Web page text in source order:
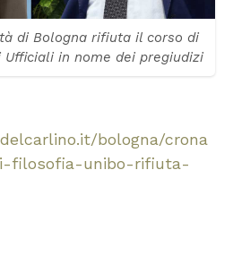
di Bologna rifiuta il corso di
in nome dei pregiudizi
bologna/crona
filosofia-unibo-rifiuta-